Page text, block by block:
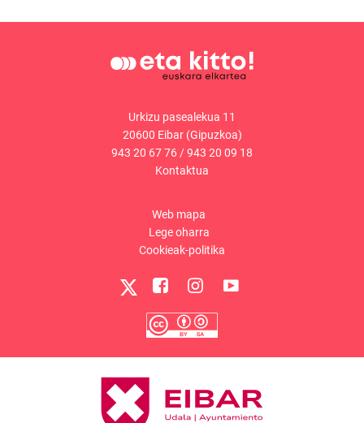
Urkizu pasealekua 11
20600 Eibar (Gipuzkoa)
943 20 67 76/943 20 09 18
Kontaktua
Web mapa
Lege oharra
Cookieak-politika